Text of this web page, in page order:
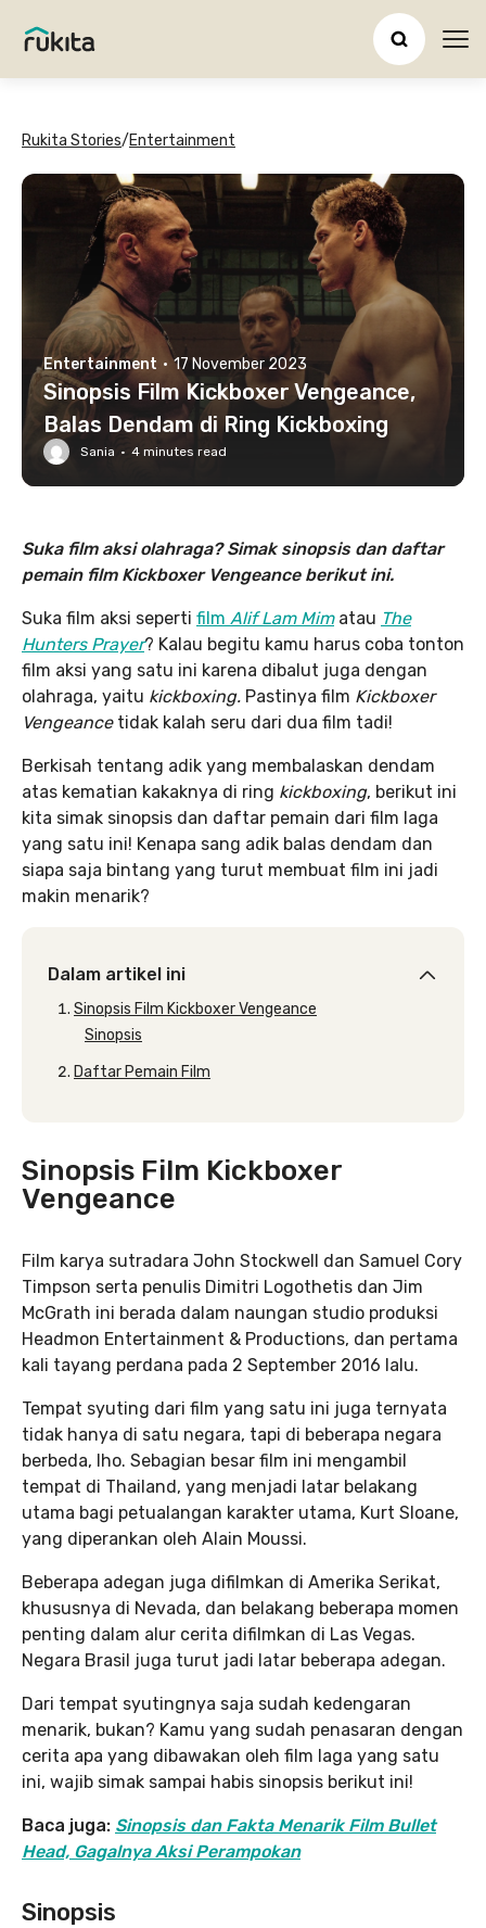
Rukita Stories/Entertainment
Entertainment · 17 November 2023
Sinopsis Film Kickboxer Vengeance,
Balas Dendam di Ring Kickboxing
Sania · 4 minutes read
Suka film aksi olahraga? Simak sinopsis dan daftar
pemain film Kickboxer Vengeance berikut ini.
Suka film aksi seperti film Alif Lam Mimatau The
Hunters Prayer? Kalau begitu kamu harus coba tonton
film aksi yang satu ini karena dibalut juga dengan
olahraga, yaitu kickboxing. Pastinya film Kickboxer
Vengeancetidak kalah seru dari dua film tadi!
Berkisah tentang adik yang membalaskan dendam
atas kematian kakaknya di ring kickboxing, berikut ini
kita simak sinopsis dan daftar pemain dari film laga
yang satu ini! Kenapa sang adik balas dendam dan
siapa saja bintang yang turut membuat film ini jadi
makin menarik?
Dalam artikel ini
Sinopsis Film Kickboxer Vengeance
Sinopsis
Daftar Pemain Film
Sinopsis Film Kickboxer
Vengeance
Film karya sutradara John Stockwell dan Samuel Cory
Timpson serta penulis Dimitri Logothetis dan Jim
McGrath ini berada dalam naungan studio produksi
Headmon Entertainment & Productions, dan pertama
kali tayang perdana pada 2 September 2016 lalu.
Tempat syuting dari film yang satu ini juga ternyata
tidak hanya di satu negara, tapi di beberapa negara
berbeda, lho. Sebagian besar film ini mengambil
tempat di Thailand, yang menjadi latar belakang
utama bagi petualangan karakter utama, Kurt Sloane,
yang diperankan oleh Alain Moussi.
Beberapa adegan juga difilmkan di Amerika Serikat,
khususnya di Nevada, dan belakang beberapa momen
penting dalam alur cerita difilmkan di Las Vegas.
Negara Brasil juga turut jadi latar beberapa adegan.
Dari tempat syutingnya saja sudah kedengaran
menarik, bukan? Kamu yang sudah penasaran dengan
cerita apa yang dibawakan oleh film laga yang satu
ini, wajib simak sampai habis sinopsis berikut ini!
Baca juga: Sinopsis dan Fakta Menarik Film Bullet
Head, Gagalnya Aksi Perampokan
Sinopsis